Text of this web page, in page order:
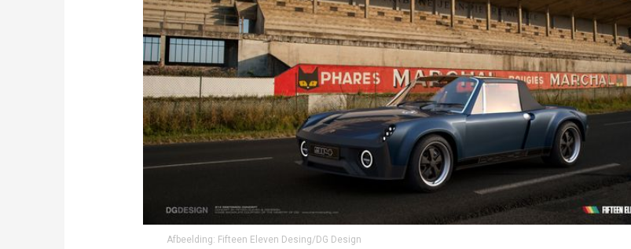
Afbeelding: Fifteen Eleven Desing/DG Design